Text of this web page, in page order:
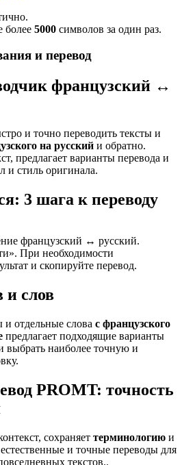
более 5000 символов за один раз.
и перевод
французский ↔
и точно переводить тексты и
на русский и обратно.
предлагает варианты перевода и
и стиль оригинала.
3 шага к переводу
французский ↔ русский.
При необходимости
и скопируйте перевод.
и слов
и отдельные слова с французского
предлагает подходящие варианты
выбрать наиболее точную и
PROMT: точность
сохраняет терминологию и
и точные переводы для
текстов..